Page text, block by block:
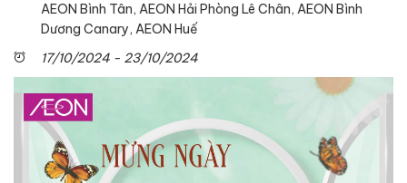
AEON Bình Tân, AEON Hải Phòng Lê Chân, AEON Bình
Dương Canary, AEON Huế
17/10/2024 - 23/10/2024